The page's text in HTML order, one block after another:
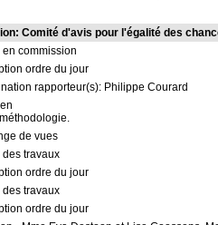
Comité d'avis pour l'égalité des
en commission
ordre du jour
rapporteur(s): Philippe Courard
de vues
des travaux
ordre du jour
des travaux
ordre du jour